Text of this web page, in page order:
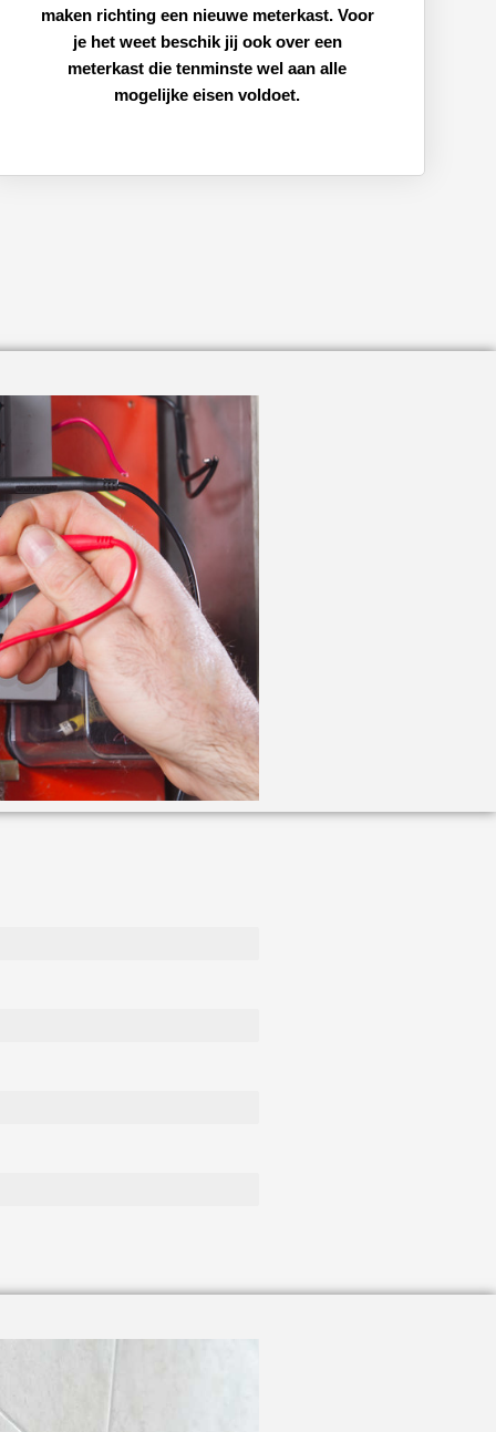
maken richting een nieuwe meterkast. Voor
je het weet beschik jij ook over een
meterkast die tenminste wel aan alle
mogelijke eisen voldoet.